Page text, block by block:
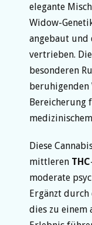
elegante
Widow-
angebaut und
vertrieben.
besonderen
beruhigenden
Bereicherung
Diese
mittleren THC
moderate
Ergänzt durch
dies zu einem